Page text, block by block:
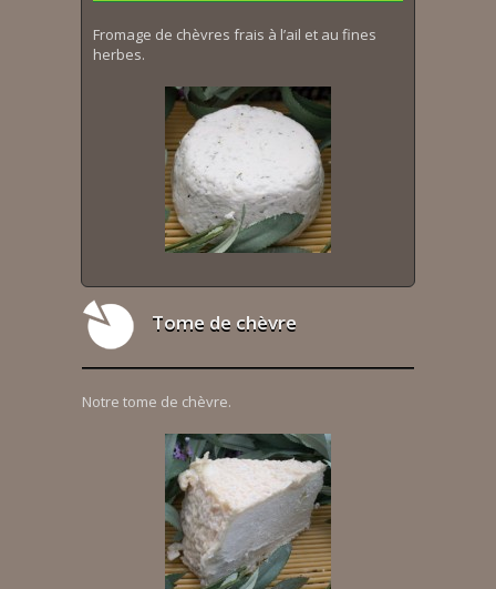
Fromage de chèvres frais à l’ail et au fines
herbes.
Tome de chèvre
Notre tome de chèvre.